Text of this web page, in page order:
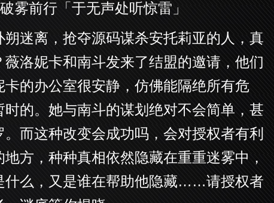
雾前行「于无声处听惊雷」
朔迷离，抢夺源码谋杀安托莉亚的人，真
洛妮卡和南斗发来了结盟的邀请，他们
的办公室很安静，仿佛能隔绝所有危
时的。她与南斗的谋划绝对不会简单，甚
而这种改变会成功吗，会对授权者有利
方，种种真相依然隐藏在重重迷雾中，
什么，又是谁在帮助他隐藏……请授权者